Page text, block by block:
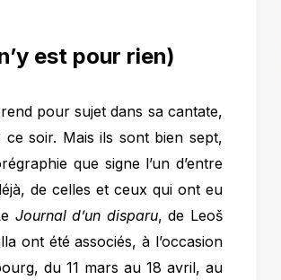
est pour rien)
pour sujet dans sa cantate,
soir. Mais ils sont bien sept,
que signe l’un d’entre
de celles et ceux qui ont eu
Journal d’un disparu, de Leoš
ont été associés, à l’occasion
du 11 mars au 18 avril, au